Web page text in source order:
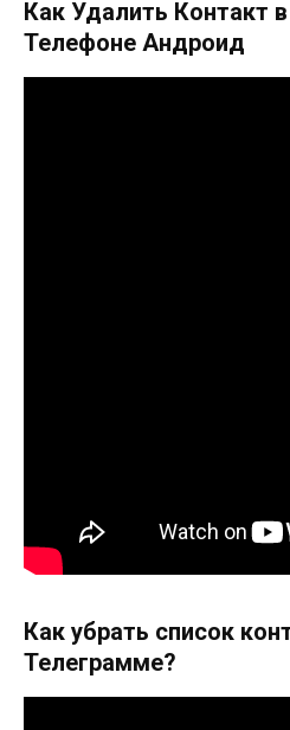
Как Удалить Контакт
Телефоне Андроид
Как убрать список
Телеграмме?